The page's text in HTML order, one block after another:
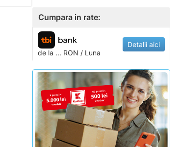
Cumpara in rate:
de la ... RON / Luna
Detalii aici